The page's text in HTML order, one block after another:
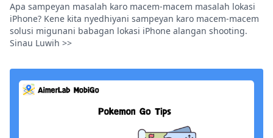
Apa sampeyan masalah karo macem-macem masalah lokasi
iPhone? Kene kita nyedhiyani sampeyan karo macem-macem
solusi migunani babagan lokasi iPhone alangan shooting.
Sinau Luwih >>